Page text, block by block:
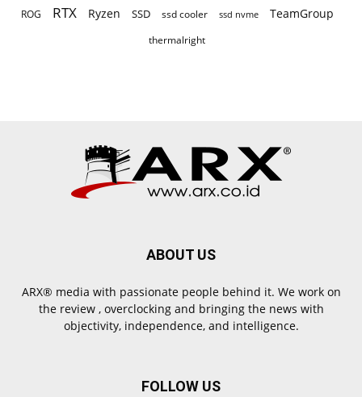
ROG RTX Ryzen SSD ssd cooler ssd nvme TeamGroup
thermalright
ABOUT US
ARX® media with passionate people behind it. We work on
the review , overclocking and bringing the news with
objectivity, independence, and intelligence.
FOLLOW US